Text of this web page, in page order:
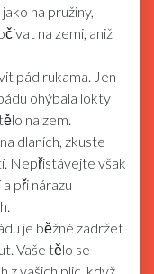
na pružiny,
na zemi, aniž
pád rukama. Jen
ohýbala lokty
na zem.
dlaních, zkuste
Nepřistávejte však
při nárazu
je běžné zadržet
Vaše tělo se